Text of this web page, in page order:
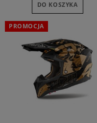
DO KOSZYKA
PROMOCJA